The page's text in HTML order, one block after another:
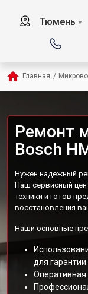
Тюмень ▼
Главная /
Ремонт
Bosch
Нужен надежный
Наш сервисный
техники и готов
восстановления
Наши основные
для гарантии
Оперативная